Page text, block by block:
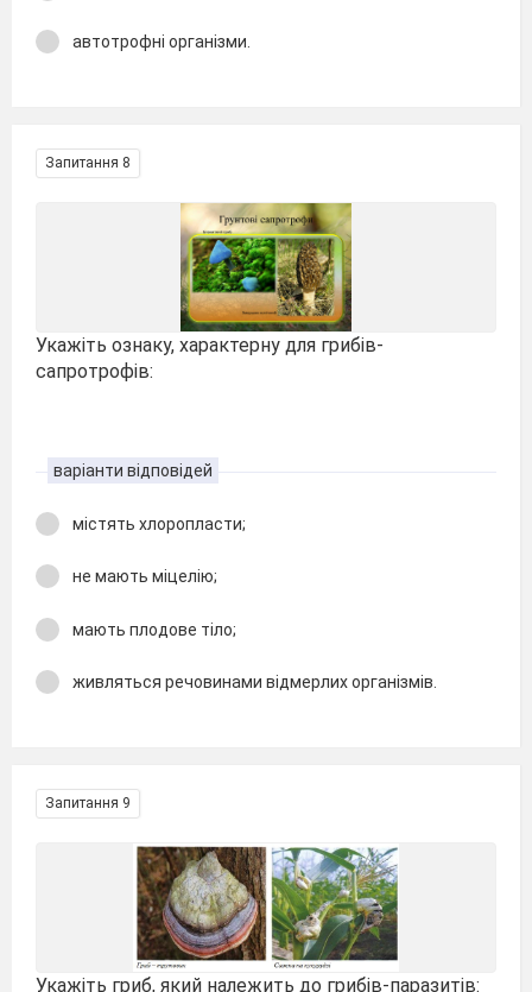
автотрофні організми.
Запитання 8
Укажіть ознаку, характерну для грибів-
сапротрофів:
варіанти відповідей
містять хлоропласти;
не мають міцелію;
мають плодове тіло;
живляться речовинами відмерлих організмів.
Запитання 9
Укажіть гриб, який належить до грибів-паразитів: